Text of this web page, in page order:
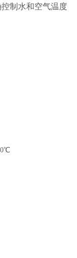
制水和空气温度